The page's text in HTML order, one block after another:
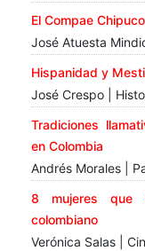
El Compae Chipuco
José Atuesta
Hispanidad y
José Crespo |
Tradiciones
en Colombia
Andrés Morales |
8 mujeres que
colombiano
Verónica Salas |